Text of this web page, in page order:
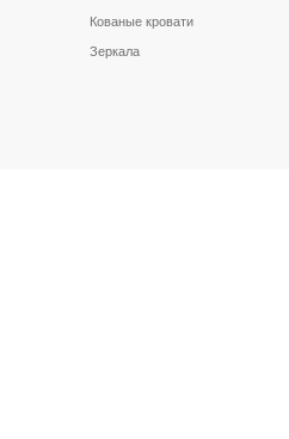
Кованые кровати
Зеркала